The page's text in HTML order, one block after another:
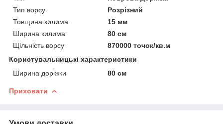
Тип ворсу
Розрізний
Товщина килима
15 мм
Ширина килима
80 см
Щільність ворсу
870000 точок/кв.м
Користувальницькі характеристики
Ширина доріжки
80 см
Приховати